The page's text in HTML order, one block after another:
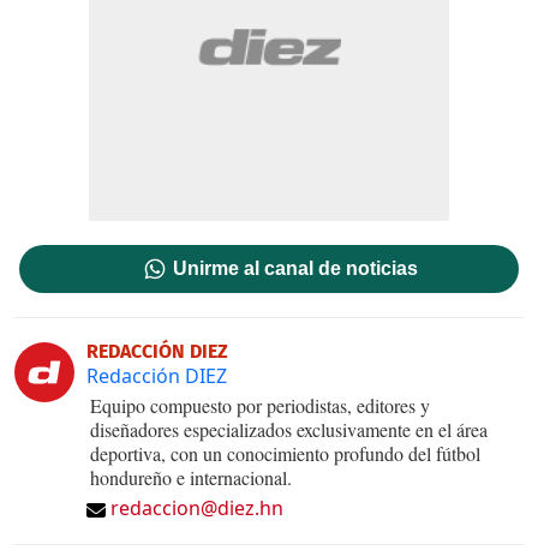
Unirme al canal de noticias
REDACCIÓN DIEZ
Redacción DIEZ
Equipo compuesto por periodistas, editores y
diseñadores especializados exclusivamente en el área
deportiva, con un conocimiento profundo del fútbol
hondureño e internacional.
redaccion@diez.hn